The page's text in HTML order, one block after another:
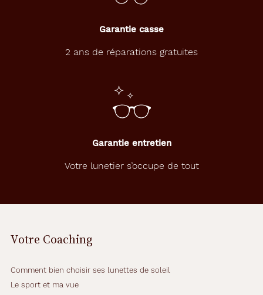
Garantie casse
2 ans de réparations gratuites
Garantie entretien
Votre lunetier s’occupe de tout
Votre Coaching
Comment bien choisir ses lunettes de soleil
Le sport et ma vue